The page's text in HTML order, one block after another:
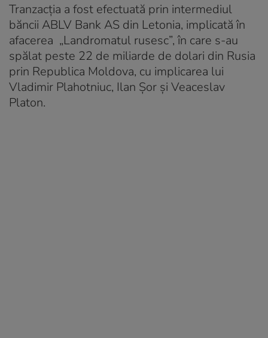
Tranzacția a fost efectuată prin intermediul
băncii ABLV Bank AS din Letonia, implicată în
afacerea „Landromatul rusesc”, în care s-au
spălat peste 22 de miliarde de dolari din Rusia
prin Republica Moldova, cu implicarea lui
Vladimir Plahotniuc, Ilan Șor și Veaceslav
Platon.